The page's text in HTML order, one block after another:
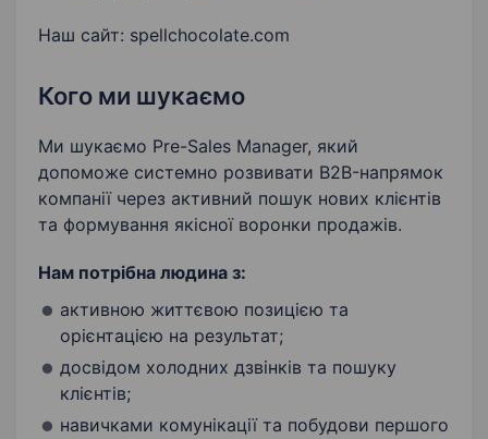
Бажання вчитися і розвиватися
Наш сайт: spellchocolate.com
Кого ми шукаємо
Ми шукаємо Pre-Sales Manager, який
допоможе системно розвивати B2B-напрямок
компанії через активний пошук нових клієнтів
та формування якісної воронки продажів.
Нам потрібна людина з:
активною життєвою позицією та
орієнтацією на результат;
досвідом холодних дзвінків та пошуку
клієнтів;
навичками комунікації та побудови першого